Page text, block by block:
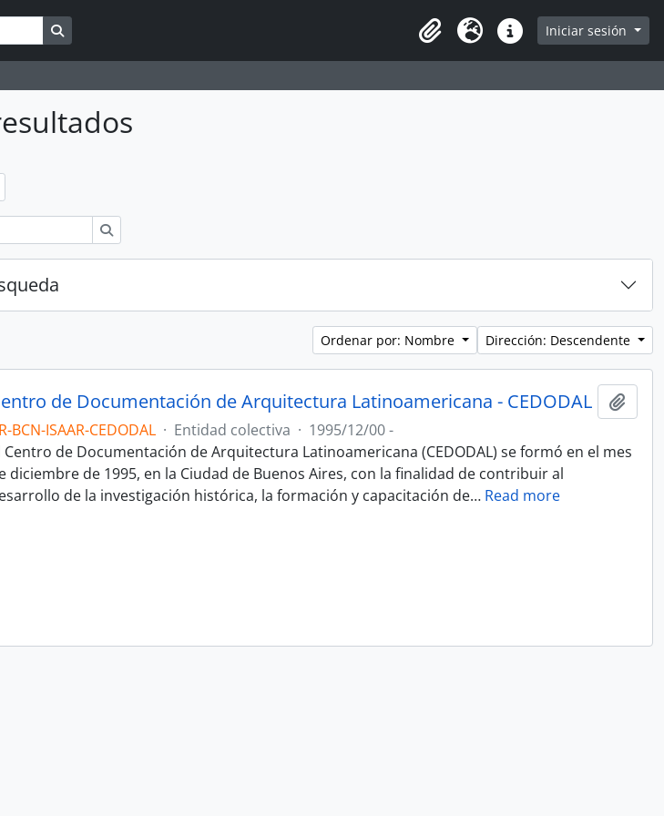
Portapapeles
Idioma Enlaces rápidos
Iniciar sesión
Ordenar por: Nombre Dirección: Descendente
de Documentación de Arquitectura Latinoamericana - CEDODAL
BCN-ISAAR-CEDODAL · Entidad colectiva · 1995/12/00 -
Centro de Documentación de Arquitectura Latinoamericana (CEDODAL) se formó en el mes
diciembre de 1995, en la Ciudad de Buenos Aires, con la finalidad de contribuir al
de la investigación histórica, la formación y capacitación de… Read more